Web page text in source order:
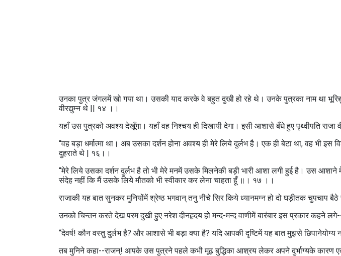
उनका पुत्र जंगलमें खो गया था। उसकी याद करके वे बहुत दुखी हो रहे थे। उनके पुत्रका नाम था
वीरद्युम्न थे || १४ ।।
यहाँ उस पुत्रको अवश्य देखूँगा। यहाँ वह निश्चय ही दिखायी देगा। इसी आशासे बँधे हुए पृथ्वीपति राजा
“वह बड़ा धर्मात्मा था। अब उसका दर्शन होना अवश्य ही मेरे लिये दुर्लभ है। एक ही बेटा था, वह भी इस
दुहराते थे | १६।।
“मेरे लिये उसका दर्शन दुर्लभ है तो भी मेरे मनमें उसके मिलनेकी बड़ी भारी आशा लगी हुई है। उस आशाने
संदेह नहीं कि मैं उसके लिये मौतको भी स्वीकार कर लेना चाहता हूँ ॥। १७ ।।
राजाकी यह बात सुनकर मुनियोंमें श्रेष्ठ भगवान्‌ तनु नीचे सिर किये ध्यानमग्न हो दो घड़ीतक चुपचाप
उनको चिन्तन करते देख परम दुखी हुए नरेश दीनहृदय हो मन्द-मन्द वाणीमें बारंबार इस प्रकार कहने
“देवर्ष! कौन वस्तु दुर्लभ है? और आशासे भी बड़ा क्‍या है? यदि आपकी दृष्टिमें यह बात मुझसे
तब मुनिने कहा--राजन्‌! आपके उस पुत्रने पहले कभी मूढ़ बुद्धिका आश्रय लेकर अपने दुर्भाग्यके कारण